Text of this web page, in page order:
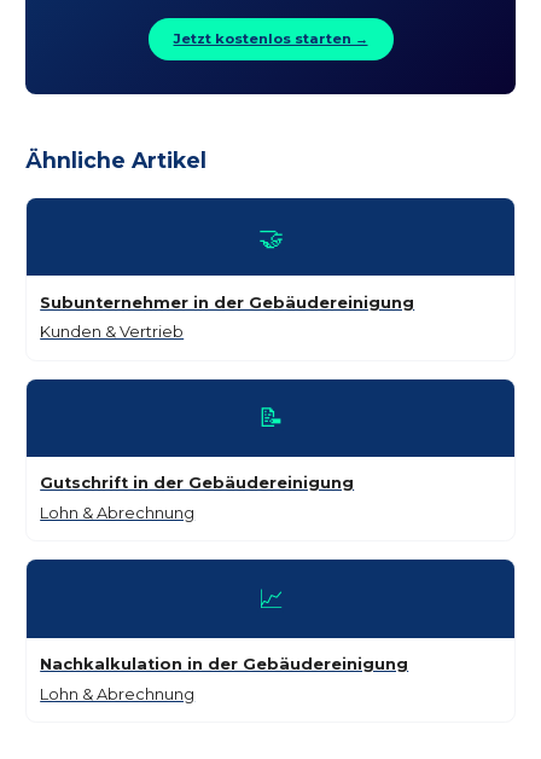
Jetzt kostenlos starten →
Ähnliche Artikel
🤝
Subunternehmer in der Gebäudereinigung
Kunden & Vertrieb
📝
Gutschrift in der Gebäudereinigung
Lohn & Abrechnung
📈
Nachkalkulation in der Gebäudereinigung
Lohn & Abrechnung